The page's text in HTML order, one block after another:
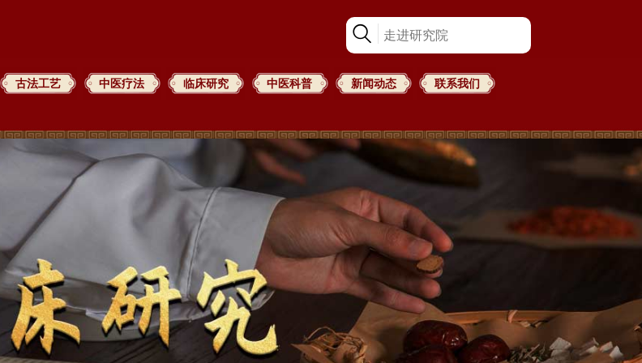
古法工艺 中医疗法 临床研究 中医科普 新闻动态 联系我们